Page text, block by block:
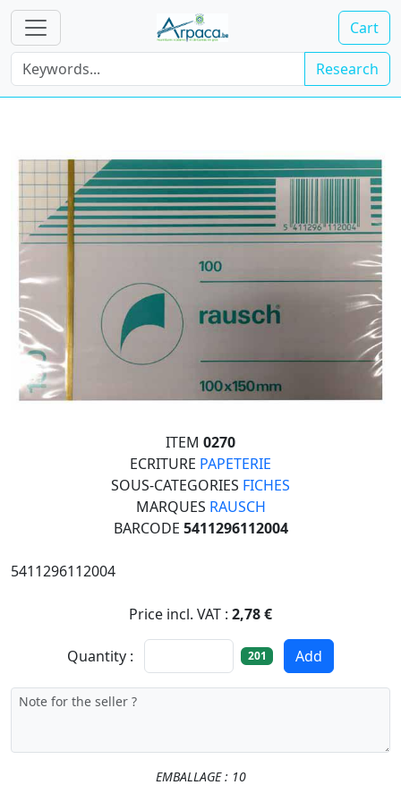
Cart
Research
ITEM 0270
ECRITURE PAPETERIE
SOUS-CATEGORIES FICHES
MARQUES RAUSCH
BARCODE 5411296112004
5411296112004
Price incl. VAT : 2,78 €
Quantity : 201 Add
EMBALLAGE : 10